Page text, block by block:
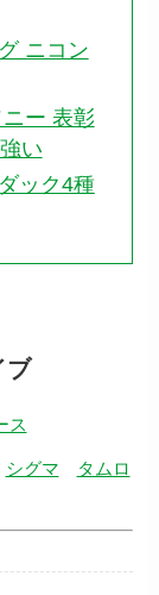
ニコン
ー 表彰
い
ック4種
ブ
ス
シグマ
タムロ